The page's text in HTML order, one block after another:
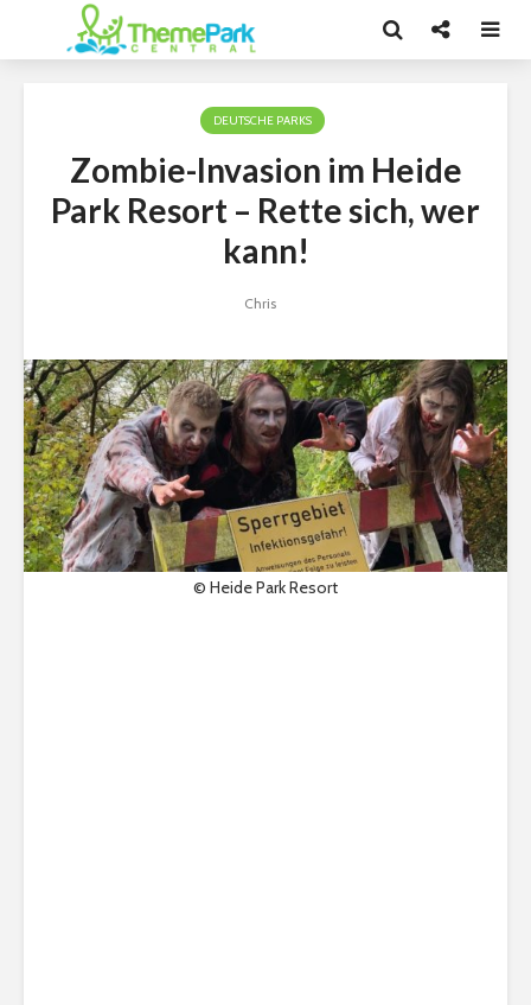
DEUTSCHE PARKS
Zombie-Invasion im Heide
Park Resort – Rette sich, wer
kann!
Chris
© Heide Park Resort